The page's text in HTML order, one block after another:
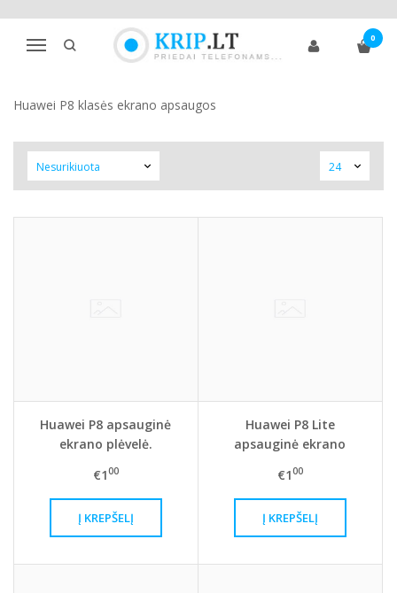
Navigacija
0
P8 SERIJA
Telefono ekrano apsaugos Huawei
Huawei P8 klasės ekrano apsaugos
Huawei P8 apsauginė
ekrano plėvelė.
€100
Huawei P8 Lite
apsauginė ekrano
€100